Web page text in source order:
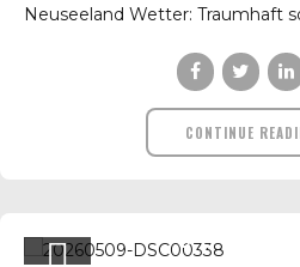
Neuseeland Wetter: Traumhaft
CONTINUE